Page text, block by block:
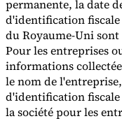
permanente, la date
d'identification fiscale
du Royaume-Uni
Pour les entreprises
informations
le nom de
d'identification
la société pour les